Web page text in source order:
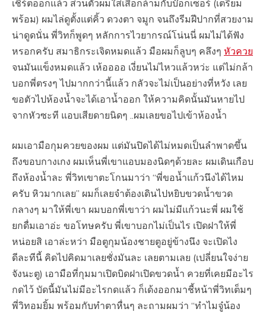
เชิร์ตออกแล้ว ส่วนตัวผมใส่เสื้อกล้ามกับบ๊อกเซอร์ (เตรียม
พร้อม) ผมไล่ดูตั้งแต่คิ้ว ดวงตา จมูก จนถึงรีมฝีปากที่สวยงาม
น่าดูดนั่น พี่วิทก็พูดๆ หลักการไวยากรณ์โน่นนี่ ผมไม่ได้ฟัง
หรอกครับ สมาธิกระเจิดหมดแล้ว มือผมก็ลูบๆ คลึงๆ หัวควย
จนมันแข็งหมดแล้ว เห้ออออ เงี่ยนไม่ไหวแล้วหว่ะ แต่ไม่กล้า
บอกพี่ตรงๆ ไปมากกว่านี้แล้ว กลัวจะไม่เป็นอย่างที่หวัง เลย
ขอตัวไปห้องน้ำจะได้เอาน้ำออก ให้ความคิดนั้นมันหายไป
จากหัวซะที แอบเสียดายนิดๆ ..ผมเลยขอไปเข้าห้องน้ำ
ผมเอามือกุมควยของผม แต่มันปิดได้ไม่หมดเป็นลำพาดขึ้น
ถึงขอบกางเกง ผมเห็นพี่เขาแอบมองนิดๆด้วยละ ผมเดินเกือบ
ถึงห้องน้ำละ พี่วิทเขาตะโกนมาว่า “พี่ขอน้ำแก้วนึงได้ไหม
ครับ หิวมากเลย” ผมก็เลยจำต้องเดินไปหยิบขวดน้ำขวด
กลางๆ มาให้พี่เขา ผมบอกพี่เขาว่า ผมไม่มีแก้วนะพี่ ผมใช้
ยกดื่มเอาอ่ะ ขอโทษครับ พี่เขาบอกไม่เป็นไร เปิดฝาให้พี่
หน่อยสิ เอาล่ะหว่า มือตูกุมน้องชายตูอยู่ข้างนึง จะเปิดไง
ดีละทีนี้ คิดไปคิดมาเลยชั่งมันละ เลยตามเลย (เปลี่ยนใจง่าย
จังนะตู) เอามือที่กุมมาเปิดบิดฝาเปิดขวดน้ำ ควยที่เคยมีอะไร
กดไว้ บัดนี้มันไม่มีอะไรกดแล้ว ก็เด้งออกมาชี้หน้าพี่วิทเต็มๆ
พี่วิทอมยิ้ม พร้อมกับทำตาหื่นๆ ละถามผมว่า “ทำไมจู๋น้อง